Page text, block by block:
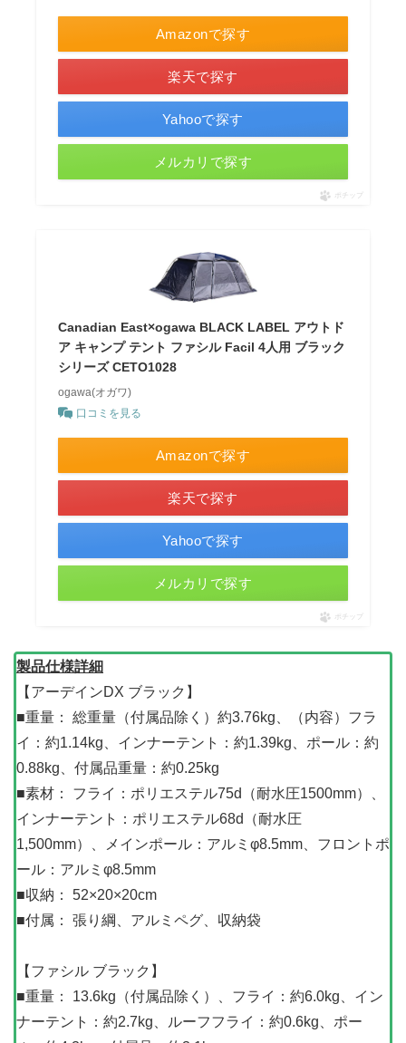
Amazonで探す
楽天で探す
Yahooで探す
メルカリで探す
ポチップ
Canadian East×ogawa BLACK LABEL アウトド
ア キャンプ テント ファシル Facil 4人用 ブラック
シリーズ CETO1028
ogawa(オガワ)
口コミを見る
Amazonで探す
楽天で探す
Yahooで探す
メルカリで探す
ポチップ
製品仕様詳細
【アーデインDX ブラック】
■重量： 総重量（付属品除く）約3.76kg、（内容）フラ
イ：約1.14kg、インナーテント：約1.39kg、ポール：約
0.88kg、付属品重量：約0.25kg
■素材： フライ：ポリエステル75d（耐水圧1500mm）、
インナーテント：ポリエステル68d（耐水圧
1,500mm）、メインポール：アルミφ8.5mm、フロントポ
ール：アルミφ8.5mm
■収納： 52×20×20cm
■付属： 張り綱、アルミペグ、収納袋
【ファシル ブラック】
■重量： 13.6kg（付属品除く）、フライ：約6.0kg、イン
ナーテント：約2.7kg、ルーフフライ：約0.6kg、ポー